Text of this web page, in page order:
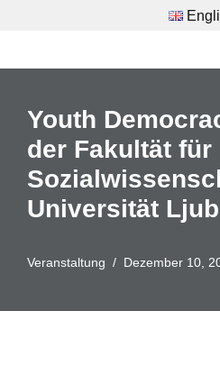
Youth
der Fakultät für
Universität
Veranstaltung Dezember 10,